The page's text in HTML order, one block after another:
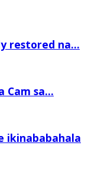
restored na...
Cam sa...
ikinababahala